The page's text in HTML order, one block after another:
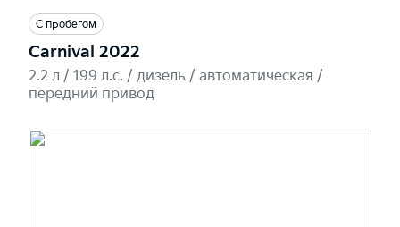
С пробегом
Carnival 2022
2.2 л / 199 л.c. / дизель / автоматическая /
передний привод